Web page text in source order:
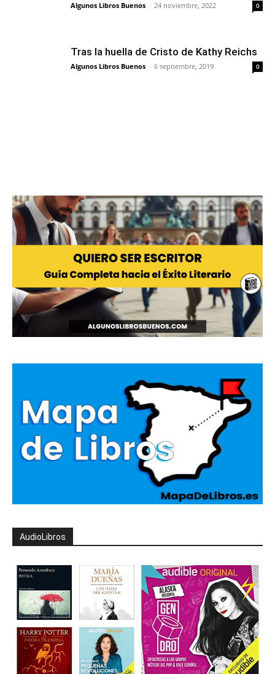
Algunos Libros Buenos - 24 noviembre, 2022 0
Tras la huella de Cristo de Kathy Reichs
Algunos Libros Buenos - 6 septiembre, 2019 0
AudioLibros